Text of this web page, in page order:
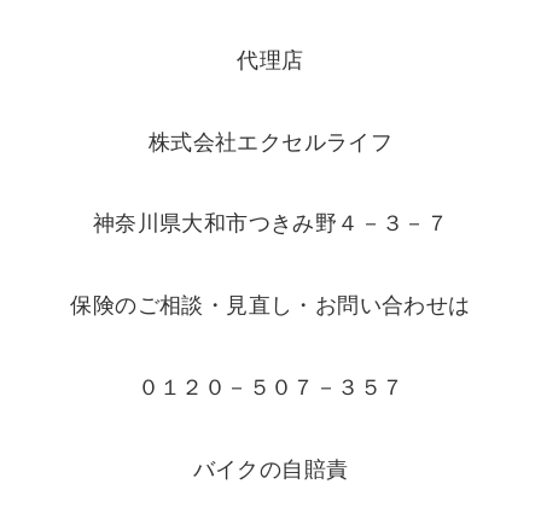
代理店
株式会社エクセルライフ
神奈川県大和市つきみ野４－３－７
保険のご相談・見直し・お問い合わせは
０１２０－５０７－３５７
バイクの自賠責